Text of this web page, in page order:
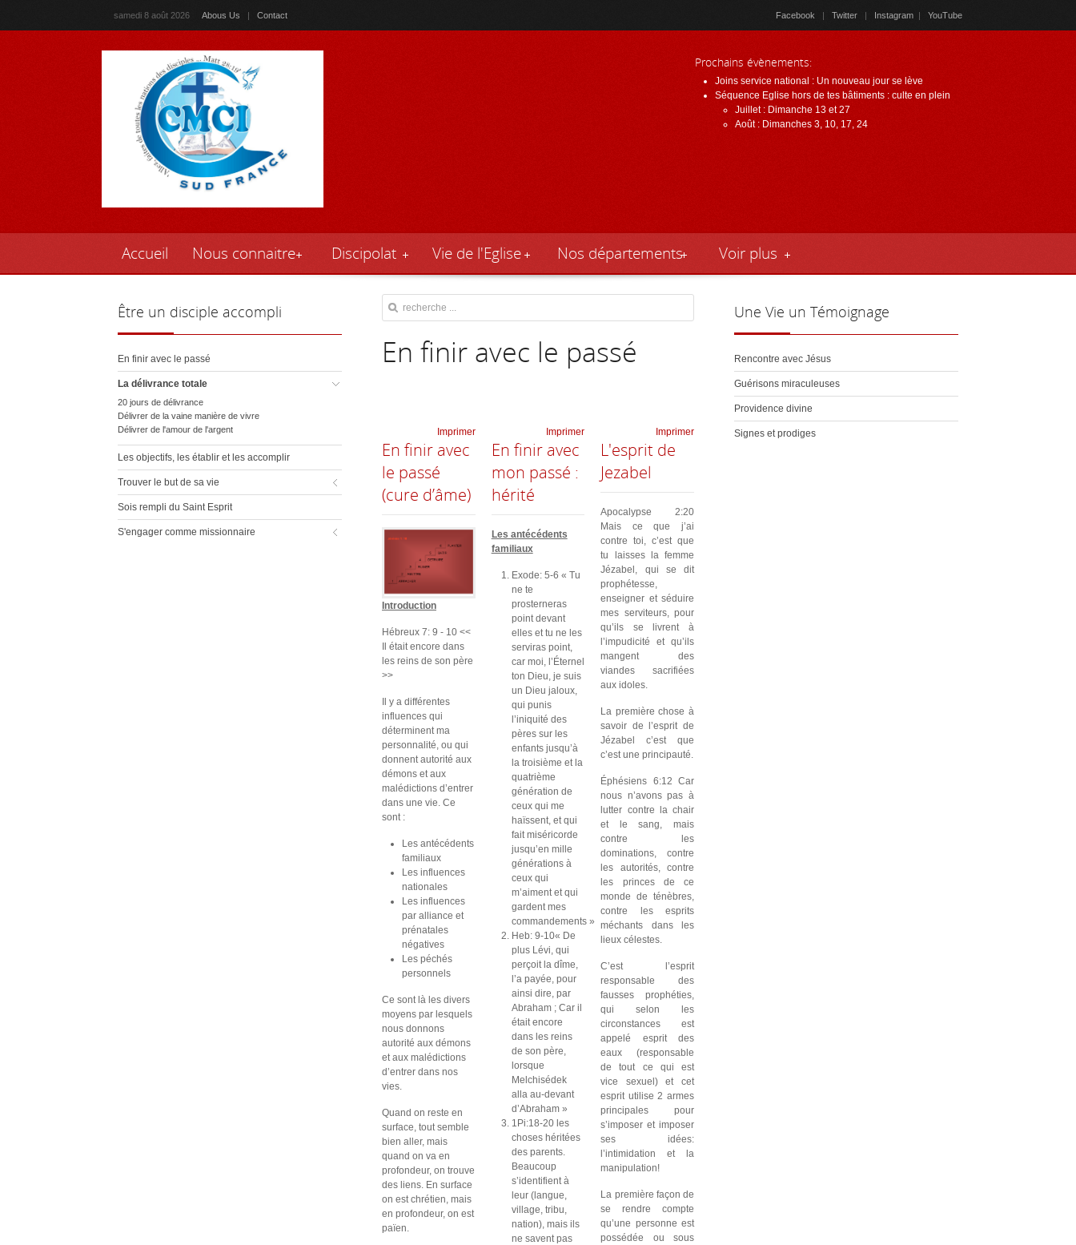
samedi 8 août 2026 Abous Us | Contact Facebook | Twitter | Instagram | YouTube
Prochains évènements:
Joins service national : Un nouveau jour se lève
Séquence Eglise hors de tes bâtiments : culte en plein
Juillet : Dimanche 13 et 27
Août : Dimanches 3, 10, 17, 24
Accueil Nous connaitre Discipolat Vie de l'Eglise Nos départements Voir plus
En finir avec le passé
Imprimer
En finir avec
le passé
(cure d’âme)
Introduction
Hébreux 7: 9 - 10 <<
Il était encore dans
les reins de son père
>>
Il y a différentes
influences qui
déterminent ma
personnalité, ou qui
donnent autorité aux
démons et aux
malédictions d’entrer
dans une vie. Ce
sont :
Les antécédents
familiaux
Les influences
nationales
Les influences
par alliance et
prénatales
négatives
Les péchés
personnels
Ce sont là les divers
moyens par lesquels
nous donnons
autorité aux démons
et aux malédictions
d’entrer dans nos
vies.
Quand on reste en
surface, tout semble
bien aller, mais
quand on va en
profondeur, on trouve
des liens. En surface
on est chrétien, mais
en profondeur, on est
païen.
Imprimer
En finir avec
mon passé :
hérité
Les antécédents
familiaux
Exode: 5-6 « Tu
ne te
prosterneras
point devant
elles et tu ne les
serviras point,
car moi, l’Éternel
ton Dieu, je suis
un Dieu jaloux,
qui punis
l’iniquité des
pères sur les
enfants jusqu’à
la troisième et la
quatrième
génération de
ceux qui me
haïssent, et qui
fait miséricorde
jusqu’en mille
générations à
ceux qui
m’aiment et qui
gardent mes
commandements »
Heb: 9-10« De
plus Lévi, qui
perçoit la dîme,
l’a payée, pour
ainsi dire, par
Abraham ; Car il
était encore
dans les reins
de son père,
lorsque
Melchisédek
alla au-devant
d’Abraham »
1Pi:18-20 les
choses héritées
des parents.
Beaucoup
s’identifient à
leur (langue,
village, tribu,
nation), mais ils
ne savent pas
Imprimer
L'esprit de
Jezabel
Apocalypse 2:20
Mais ce que j’ai
contre toi, c’est que
tu laisses la femme
Jézabel, qui se dit
prophétesse,
enseigner et séduire
mes serviteurs, pour
qu’ils se livrent à
l’impudicité et qu’ils
mangent des
viandes sacrifiées
aux idoles.
La première chose à
savoir de l’esprit de
Jézabel c’est que
c’est une principauté.
Éphésiens 6:12 Car
nous n’avons pas à
lutter contre la chair
et le sang, mais
contre les
dominations, contre
les autorités, contre
les princes de ce
monde de ténèbres,
contre les esprits
méchants dans les
lieux célestes.
C’est l’esprit
responsable des
fausses prophéties,
qui selon les
circonstances est
appelé esprit des
eaux (responsable
de tout ce qui est
vice sexuel) et cet
esprit utilise 2 armes
principales pour
s’imposer et imposer
ses idées:
l’intimidation et la
manipulation!
La première façon de
se rendre compte
qu’une personne est
possédée ou sous
Être un disciple accompli
En finir avec le passé
La délivrance totale
20 jours de délivrance
Délivrer de la vaine manière de vivre
Délivrer de l'amour de l'argent
Les objectifs, les établir et les accomplir
Trouver le but de sa vie
Sois rempli du Saint Esprit
S'engager comme missionnaire
Une Vie un Témoignage
Rencontre avec Jésus
Guérisons miraculeuses
Providence divine
Signes et prodiges